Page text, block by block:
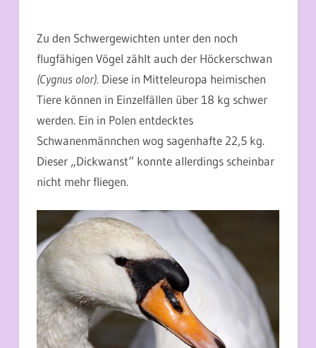
Zu den Schwergewichten unter den noch
flugfähigen Vögel zählt auch der Höckerschwan
(Cygnus olor). Diese in Mitteleuropa heimischen
Tiere können in Einzelfällen über 18 kg schwer
werden. Ein in Polen entdecktes
Schwanenmännchen wog sagenhafte 22,5 kg.
Dieser „Dickwanst“ konnte allerdings scheinbar
nicht mehr fliegen.